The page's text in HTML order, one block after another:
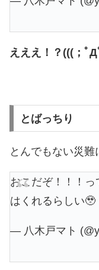
えええ！？(((；ﾟД
とばっちり
とんでもない災
おこだぞ！！！
はくれるらしい🥹
— 八木戸マト